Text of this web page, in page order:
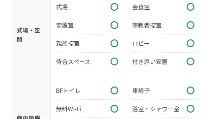
式場・空
間
式場 会食室
安置室 宗教者控室
親族控室 ロビー
待合スペース 付き添い安置
BFトイレ 車椅子
無料Wi-Fi 浴室・シャワー室